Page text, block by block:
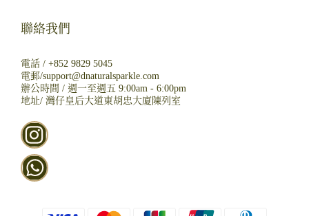
聯絡我們
電話 / +852 9829 5045
電郵/support@dnaturalsparkle.com
辦公時間 / 週一至週五 9:00am - 6:00pm
地址/ 灣仔皇后大道東胡忠大廈陳列室